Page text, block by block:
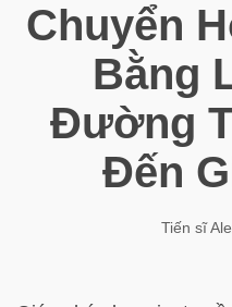
Chuyển
Bằng
Đường
Đến
Tiến sĩ